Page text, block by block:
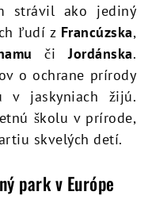
strávil ako jediný
ľudí z Francúzska,
čiJordánska.
o ochrane prírody
v jaskyniach žijú.
školu v prírode,
skvelých detí.
park v Európe